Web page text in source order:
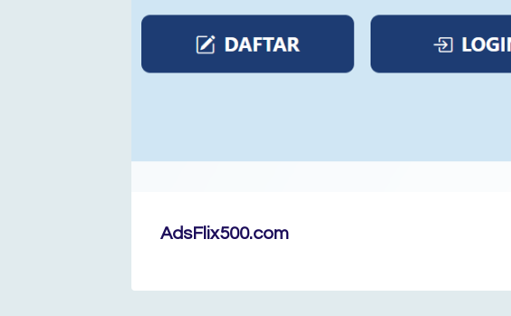
AdsFlix500.com